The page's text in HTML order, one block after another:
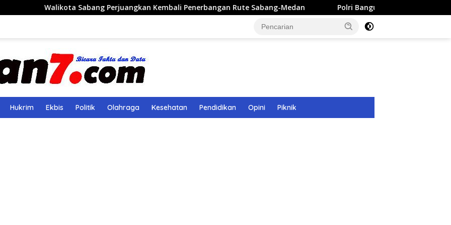
Sabang Perjuangkan Kembali Penerbangan Rute Sabang-Medan Polri Bangun 40 Titik Sumur Bor untuk Warga
Hukrim Ekbis Politik Olahraga Kesehatan Pendidikan Opini Piknik